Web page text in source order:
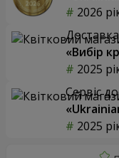
2026
Доставка
«Вибір
2025
Сервіс
2025